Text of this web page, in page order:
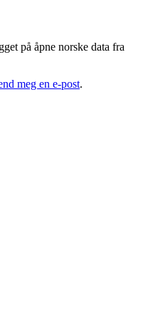
på åpne norske data fra
meg en e-post.